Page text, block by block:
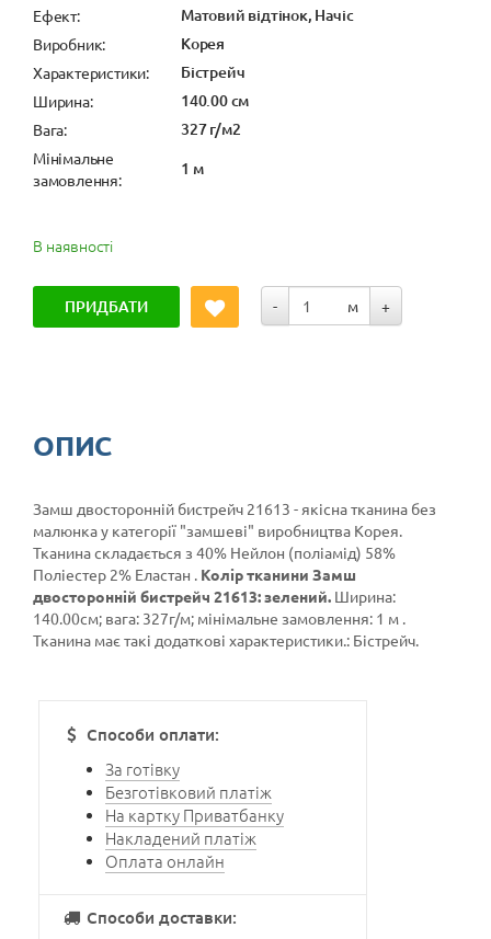
Ефект: Матовий відтінок, Начіс
Виробник: Корея
Характеристики: Бістрейч
Ширина: 140.00 см
Вага: 327 г/м2
Мінімальне
замовлення:
1 м
В наявності
ПРИДБАТИ - м +
ОПИС
Замш двосторонній бистрейч 21613 - якісна тканина без
малюнка у категорії "замшеві" виробництва Корея.
Тканина складається з 40% Нейлон (поліамід) 58%
Поліестер 2% Еластан . Колір тканини Замш
двосторонній бистрейч 21613: зелений. Ширина:
140.00см; вага: 327г/м; мінімальне замовлення: 1 м .
Тканина має такі додаткові характеристики.: Бістрейч.
Способи оплати:
За готівку
Безготівковий платіж
На картку Приватбанку
Накладений платіж
Оплата онлайн
Способи доставки: